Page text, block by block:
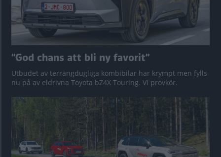
”God chans att bli ny favorit”
Utbudet av terrängdugliga kombibilar har krympt men fylls
nu på av eldrivna Toyota bZ4X Touring. Vi provkör.